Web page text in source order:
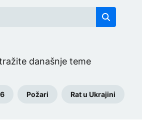
današnje teme
Požari Rat u Ukrajini